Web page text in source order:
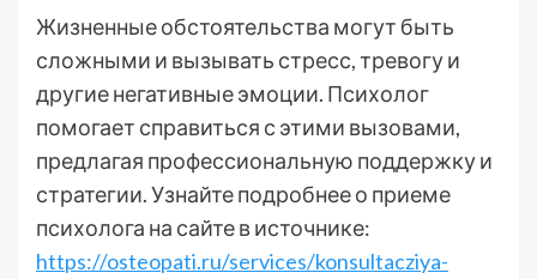
Жизненные обстоятельства могут быть
сложными и вызывать стресс, тревогу и
другие негативные эмоции. Психолог
помогает справиться с этими вызовами,
предлагая профессиональную поддержку и
стратегии. Узнайте подробнее о приеме
психолога на сайте в источнике:
https://osteopati.ru/services/konsultacziya-